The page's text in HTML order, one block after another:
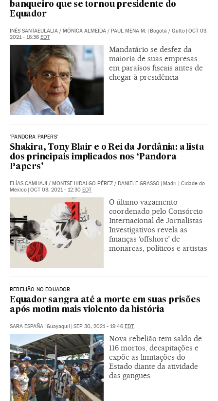
banqueiro que se tornou presidente do
Equador
INÉS SANTAEULALIA / MÓNICA ALMEIDA / PAUL MENA M. | Bogotá / Quito | OCT 03,
2021 - 16:36 EDT
Mandatário se desfez da
maioria de suas empresas
em paraísos fiscais antes de
chegar à presidência
'PANDORA PAPERS'
Shakira, Tony Blair e o Rei da Jordânia: a lista
dos principais implicados nos ‘Pandora
Papers’
ELÍAS CAMHAJI / MONTSE HIDALGO PÉREZ / DANIELE GRASSO | Madri | Cidade do
México | OCT 03, 2021 - 12:30 EDT
O último vazamento
coordenado pelo Consórcio
Internacional de Jornalistas
Investigativos revela as
finanças ‘offshore’ de
monarcas, políticos e artistas
REBELIÃO NO EQUADOR
Equador sangra até a morte em suas prisões
após motim mais violento da história
SARA ESPAÑA | Guayaquil | SEP 30, 2021 - 19:46 EDT
Nova rebelião tem saldo de
116 mortos, decapitações e
expõe as limitações do
Estado diante da atividade
das gangues